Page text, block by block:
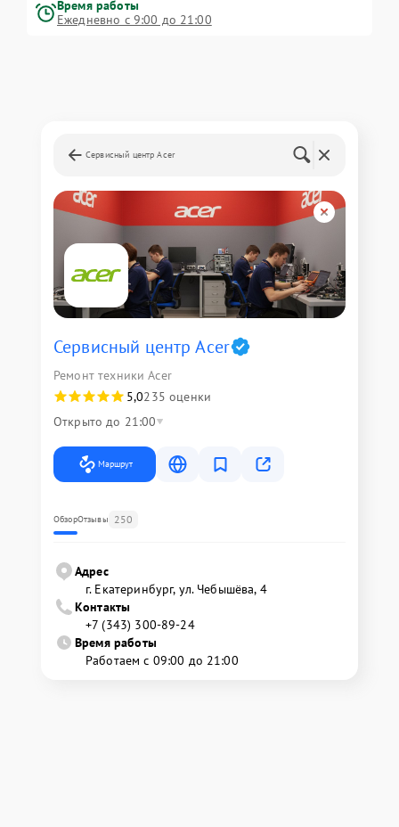
Время работы
Ежедневно с 9:00 до 21:00
Сервисный центр Acer
Сервисный центр Acer
Ремонт техники Acer
5,0235 оценки
Открыто до 21:00
Маршрут
ОбзорОтзывы 250
Адрес
г. Екатеринбург, ул. Чебышёва, 4
Контакты
+7 (343) 300-89-24
Время работы
Работаем с 09:00 до 21:00